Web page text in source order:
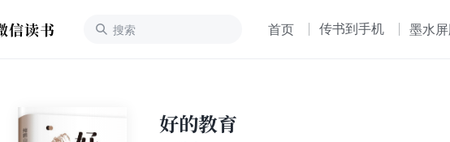
首页 传书到手机 墨水
好的教育